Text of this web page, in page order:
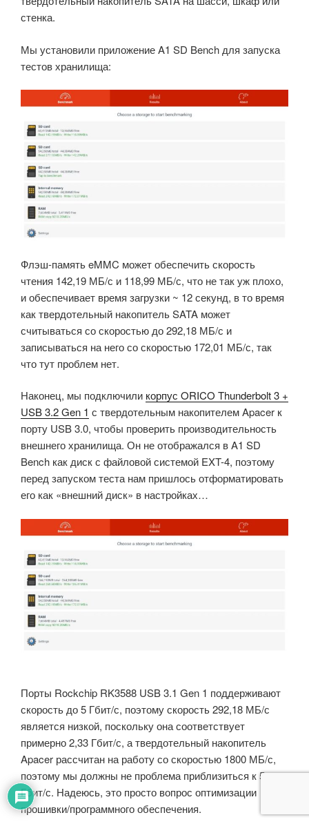
стенка.
Мы установили приложение A1 SD Bench для запуска
тестов хранилища:
Флэш-память eMMC может обеспечить скорость
чтения 142,19 МБ/с и 118,99 МБ/с, что не так уж плохо,
и обеспечивает время загрузки ~ 12 секунд, в то время
как твердотельный накопитель SATA может
считываться со скоростью до 292,18 МБ/с и
записываться на него со скоростью 172,01 МБ/с, так
что тут проблем нет.
Наконец, мы подключили корпус ORICO Thunderbolt 3 +
USB 3.2 Gen 1 с твердотельным накопителем Apacer к
порту USB 3.0, чтобы проверить производительность
внешнего хранилища. Он не отображался в A1 SD
Bench как диск с файловой системой EXT-4, поэтому
перед запуском теста нам пришлось отформатировать
его как «внешний диск» в настройках…
Порты Rockchip RK3588 USB 3.1 Gen 1 поддерживают
скорость до 5 Гбит/с, поэтому скорость 292,18 МБ/с
является низкой, поскольку она соответствует
примерно 2,33 Гбит/с, а твердотельный накопитель
Apacer рассчитан на работу со скоростью 1800 МБ/с,
поэтому мы должны не проблема приблизиться к 5
Гбит/с. Надеюсь, это просто вопрос оптимизации
прошивки/программного обеспечения.